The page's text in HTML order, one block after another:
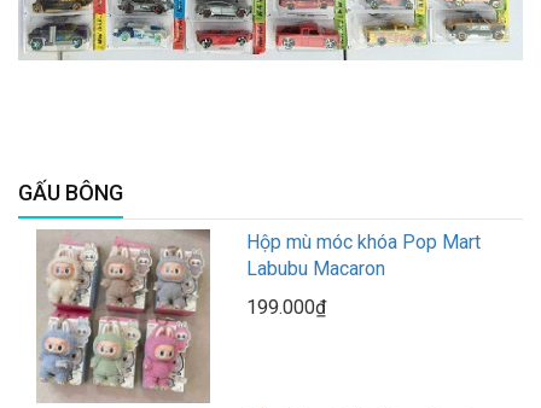
GẤU BÔNG
Hộp mù móc khóa Pop Mart
Labubu Macaron
199.000₫